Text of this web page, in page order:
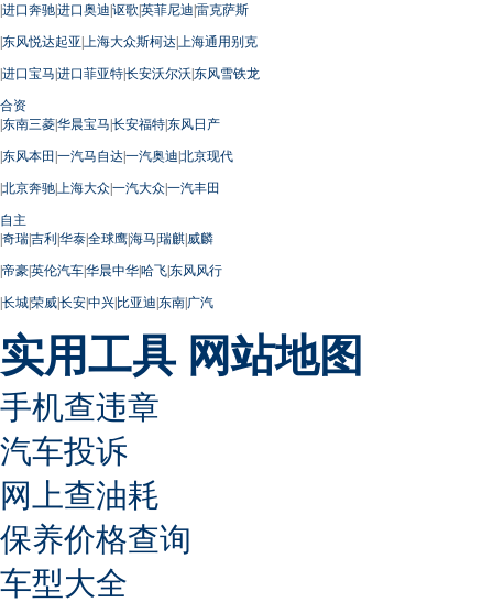
|进口奔驰|进口奥迪|讴歌|英菲尼迪|雷克萨斯
|东风悦达起亚| 上海大众斯柯达| 上海通用别克
|进口宝马|进口菲亚特|长安沃尔沃|东风雪铁龙
合资
|东南三菱|华晨宝马|长安福特|东风日产
|东风本田 |一汽马自达|一汽奥迪|北京现代
|北京奔驰| 上海大众|一汽大众|一汽丰田
自主
|奇瑞|吉利|华泰|全球鹰|海马|瑞麒|威麟
|帝豪|英伦汽车|华晨中华|哈飞|东风风行
|长城|荣威|长安|中兴|比亚迪|东南|广汽
实用工具 网站地图
手机查违章
汽车投诉
网上查油耗
保养价格查询
车型大全